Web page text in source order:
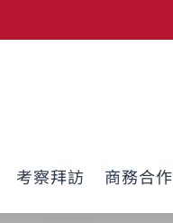
考察拜訪 商務合作